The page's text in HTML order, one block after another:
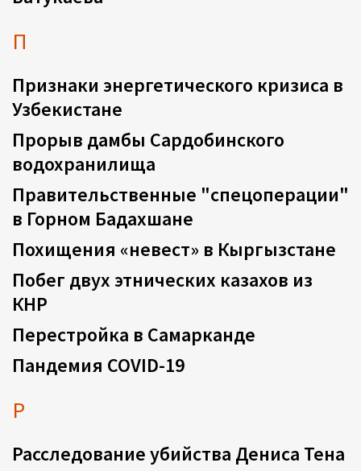
П
Признаки энергетического кризиса в
Узбекистане
Прорыв дамбы Сардобинского
водохранилища
Правительственные "спецоперации"
в Горном Бадахшане
Похищения «невест» в Кыргызстане
Побег двух этнических казахов из
КНР
Перестройка в Самарканде
Пандемия COVID-19
Р
Расследование убийства Дениса Тена